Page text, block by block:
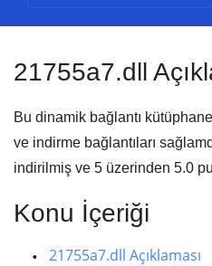
21755a7.dll
Bu dinamik bağlantı
ve indirme bağlantıları
indirilmiş ve 5 üzerinden 5.0
Konu İçeriği
21755a7.dll Açıklaması